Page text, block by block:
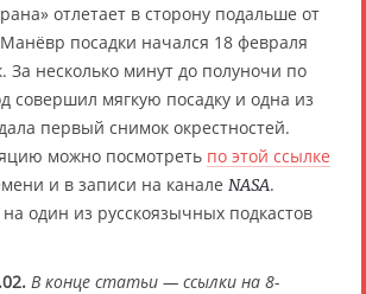
отлетает в сторону подальше от
посадки начался 18 февраля
За несколько минут до полуночи по
совершил мягкую посадку и одна из
первый снимок окрестностей.
можно посмотреть по этой ссылке
и в записи на канале NASA.
один из русскоязычных подкастов
В конце статьи — ссылки на 8-